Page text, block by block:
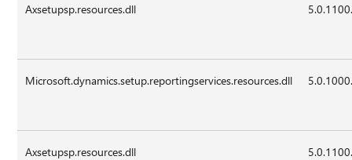
Axsetupsp.resources.dll
Microsoft.dynamics.setup.reportingservices.resources.dll
Axsetupsp.resources.dll